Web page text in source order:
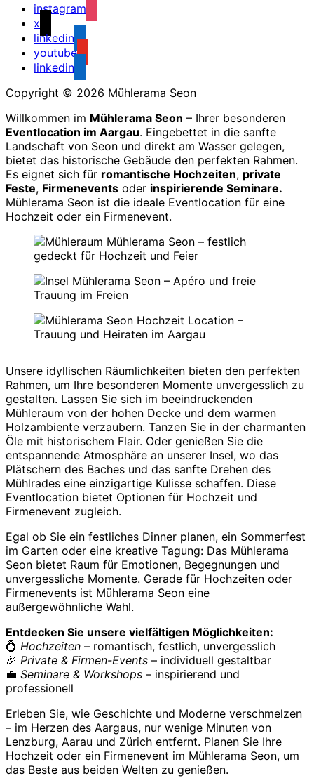
instagram
x
linkedin
youtube
linkedin
Copyright © 2026 Mühlerama Seon
Willkommen im Mühlerama Seon – Ihrer besonderen
Eventlocation im Aargau. Eingebettet in die sanfte
Landschaft von Seon und direkt am Wasser gelegen,
bietet das historische Gebäude den perfekten Rahmen.
Es eignet sich für romantische Hochzeiten, private
Feste, Firmenevents oder inspirierende Seminare.
Mühlerama Seon ist die ideale Eventlocation für eine
Hochzeit oder ein Firmenevent.
Unsere idyllischen Räumlichkeiten bieten den perfekten
Rahmen, um Ihre besonderen Momente unvergesslich zu
gestalten. Lassen Sie sich im beeindruckenden
Mühleraum von der hohen Decke und dem warmen
Holzambiente verzaubern. Tanzen Sie in der charmanten
Öle mit historischem Flair. Oder genießen Sie die
entspannende Atmosphäre an unserer Insel, wo das
Plätschern des Baches und das sanfte Drehen des
Mühlrades eine einzigartige Kulisse schaffen. Diese
Eventlocation bietet Optionen für Hochzeit und
Firmenevent zugleich.
Egal ob Sie ein festliches Dinner planen, ein Sommerfest
im Garten oder eine kreative Tagung: Das Mühlerama
Seon bietet Raum für Emotionen, Begegnungen und
unvergessliche Momente. Gerade für Hochzeiten oder
Firmenevents ist Mühlerama Seon eine
außergewöhnliche Wahl.
Entdecken Sie unsere vielfältigen Möglichkeiten:
💍 Hochzeiten – romantisch, festlich, unvergesslich
🎉 Private & Firmen-Events – individuell gestaltbar
💼 Seminare & Workshops – inspirierend und
professionell
Erleben Sie, wie Geschichte und Moderne verschmelzen
– im Herzen des Aargaus, nur wenige Minuten von
Lenzburg, Aarau und Zürich entfernt. Planen Sie Ihre
Hochzeit oder ein Firmenevent im Mühlerama Seon, um
das Beste aus beiden Welten zu genießen.